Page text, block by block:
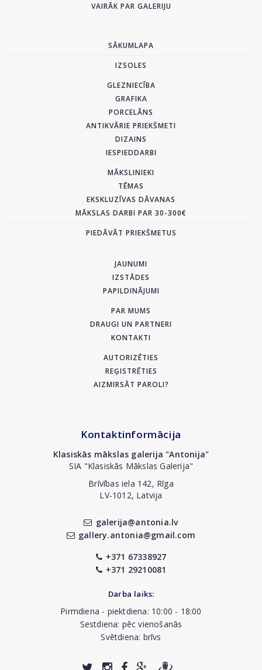
VAIRĀK PAR GALERIJU
SĀKUMLAPA
IZSOLES
GLEZNIECĪBA
GRAFIKA
PORCELĀNS
ANTIKVĀRIE PRIEKŠMETI
DIZAINS
IESPIEDDARBI
MĀKSLINIEKI
TĒMAS
EKSKLUZĪVAS DĀVANAS
MĀKSLAS DARBI PAR 30-300€
PIEDĀVĀT PRIEKŠMETUS
JAUNUMI
IZSTĀDES
PAPILDINĀJUMI
PAR MUMS
DRAUGI UN PARTNERI
KONTAKTI
AUTORIZĒTIES
REĢISTRĒTIES
AIZMIRSĀT PAROLI?
Kontaktinformācija
Klasiskās mākslas galerija "Antonija"
SIA "Klasiskās Mākslas Galerija"
Brīvības iela 142, Rīga
LV-1012, Latvija
galerija@antonia.lv
gallery.antonia@gmail.com
+371 67338927
+371 29210081
Darba laiks:
Pirmdiena - piektdiena: 10:00 - 18:00
Sestdiena: pēc vienošanās
Svētdiena: brīvs